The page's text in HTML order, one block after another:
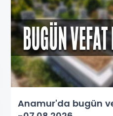
Anamur'da bugün